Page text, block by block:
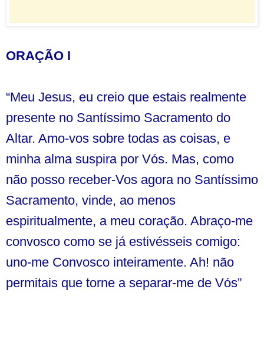
ORAÇÃO I
“Meu Jesus, eu creio que estais realmente
presente no Santíssimo Sacramento do
Altar. Amo-vos sobre todas as coisas, e
minha alma suspira por Vós. Mas, como
não posso receber-Vos agora no Santíssimo
Sacramento, vinde, ao menos
espiritualmente, a meu coração. Abraço-me
convosco como se já estivésseis comigo:
uno-me Convosco inteiramente. Ah! não
permitais que torne a separar-me de Vós”